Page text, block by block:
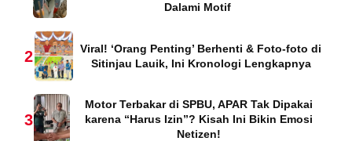
Dalami Motif
2
Viral! ‘Orang Penting’ Berhenti & Foto-foto di
Sitinjau Lauik, Ini Kronologi Lengkapnya
3
Motor Terbakar di SPBU, APAR Tak Dipakai
karena “Harus Izin”? Kisah Ini Bikin Emosi
Netizen!